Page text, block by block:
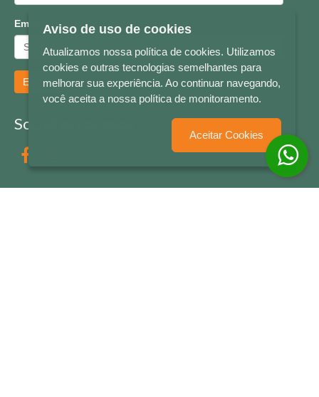
Email:
Enviar
Socialize conosco
Aviso de uso de cookies
Atualizamos nossa política de cookies. Utilizamos
cookies e outras tecnologias semelhantes para
melhorar sua experiência. Ao continuar navegando,
você aceita a nossa política de monitoramento.
Aceitar Cookies